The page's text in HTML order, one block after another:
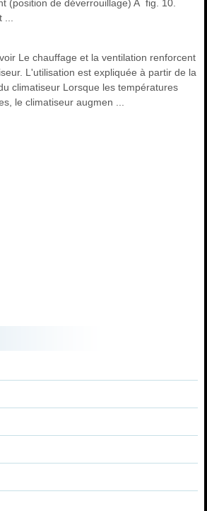
(position de déverrouillage) A fig. 10.
Le chauffage et la ventilation renforcent
L'utilisation est expliquée à partir de la
climatiseur Lorsque les températures
le climatiseur augmen ...